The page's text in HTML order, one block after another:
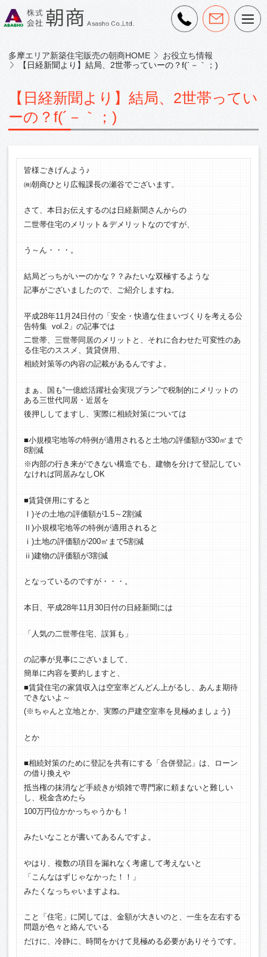
多摩エリア新築住宅販売の朝商HOME
お役立ち情報
【日経新聞より】結局、2世帯っていーの？f(´－｀；)
【日経新聞より】結局、2世帯ってい
ーの？f(´－｀；)
皆様ごきげんよう♪
㈱朝商ひとり広報課長の瀬谷でございます。
さて、本日お伝えするのは日経新聞さんからの
二世帯住宅のメリット＆デメリットなのですが、
う～ん・・・。
結局どっちがいーのかな？？みたいな双極するような
記事がございましたので、ご紹介しますね。
平成28年11月24日付の「安全・快適な住まいづくりを考える公
告特集 vol.2」の記事では
二世帯、三世帯同居のメリットと、それに合わせた可変性のあ
る住宅のススメ、賃貸併用、
相続対策等の内容の記載があるんですよ。
まぁ、国も“一億総活躍社会実現プラン”で税制的にメリットの
ある三世代同居・近居を
後押ししてますし、実際に相続対策については
■小規模宅地等の特例が適用されると土地の評価額が330㎡まで
8割減
※内部の行き来ができない構造でも、建物を分けて登記してい
なければ同居みなしOK
■賃貸併用にすると
Ⅰ)その土地の評価額が1.5～2割減
Ⅱ)小規模宅地等の特例が適用されると
ⅰ)土地の評価額が200㎡まで5割減
ⅱ)建物の評価額が3割減
となっているのですが・・・。
本日、平成28年11月30日付の日経新聞には
「人気の二世帯住宅、誤算も」
の記事が見事にございまして、
簡単に内容を要約しますと、
■賃貸住宅の家賃収入は空室率どんどん上がるし、あんま期待
できないよ～
(※ちゃんと立地とか、実際の戸建空室率を見極めましょう)
とか
■相続対策のために登記を共有にする「合併登記」は、ローン
の借り換えや
抵当権の抹消など手続きが煩雑で専門家に頼まないと難しい
し、税金含めたら
100万円位かかっちゃうかも！
みたいなことが書いてあるんですよ。
やはり、複数の項目を漏れなく考慮して考えないと
「こんなはずじゃなかった！！」
みたくなっちゃいますよね。
こと「住宅」に関しては、金額が大きいのと、一生を左右する
問題が色々と絡んでいる
だけに、冷静に、時間をかけて見極める必要がありそうです。